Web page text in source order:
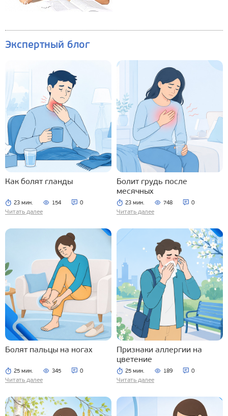
проблемам
Экспертный блог
Как болят гланды
23 мин. 154 0
Читать далее
Болит грудь после
месячных
23 мин. 748 0
Читать далее
Болят пальцы на ногах
25 мин. 345 0
Читать далее
Признаки аллергии на
цветение
25 мин. 189 0
Читать далее